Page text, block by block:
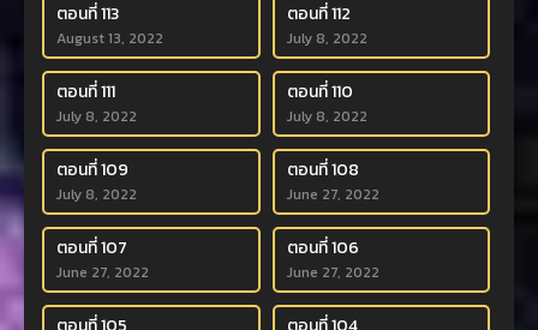
ตอนที่ 113
August 13, 2022
ตอนที่ 112
July 8, 2022
ตอนที่ 111
July 8, 2022
ตอนที่ 110
July 8, 2022
ตอนที่ 109
July 8, 2022
ตอนที่ 108
June 27, 2022
ตอนที่ 107
June 27, 2022
ตอนที่ 106
June 27, 2022